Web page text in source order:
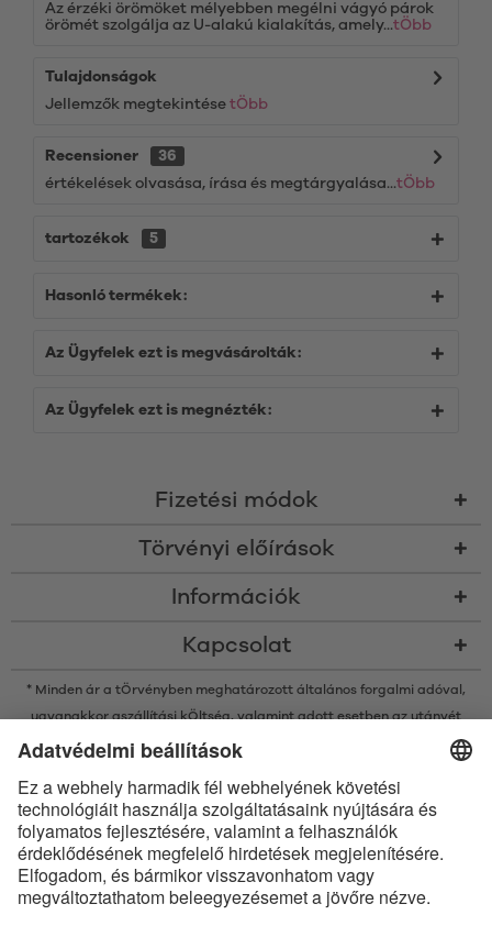
Az érzéki örömöket mélyebben megélni vágyó párok
örömét szolgálja az U-alakú kialakítás, amely...tÖbb
Tulajdonságok
Jellemzők megtekintése tÖbb
Recensioner
36
értékelések olvasása, írása és megtárgyalása...tÖbb
tartozékok 5
Hasonló termékek:
Az Ügyfelek ezt is megvásárolták:
Az Ügyfelek ezt is megnézték:
Fizetési módok
Törvényi előírások
Információk
Kapcsolat
* Minden ár a tÖrvényben meghatározott általános forgalmi adóval,
ugyanakkor aszállítási kÖltség, valamint adott esetben az utánvét
kÖltsége nélkÜl értendő, amennyiben nincsen máshogy leírva
az Satisfyer GmbH az ilyen védjegyeket mindenkor licenc alatt
használja.
Az Apple, az Apple logó és az Apple Watch az Apple Inc. védjegyei. A
Google Play és a Google Play logó a Google LLC védjegyei.